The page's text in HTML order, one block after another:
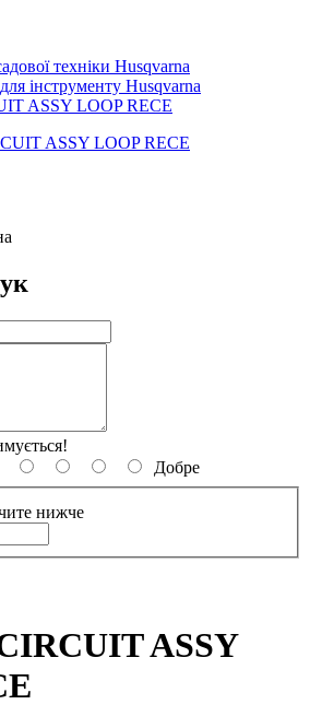
техніки Husqvarna
інструменту Husqvarna
ASSY LOOP RECE
Добре
нижче
ASSY